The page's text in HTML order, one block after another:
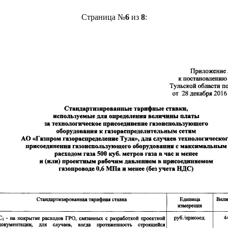
Страница №6из 8: